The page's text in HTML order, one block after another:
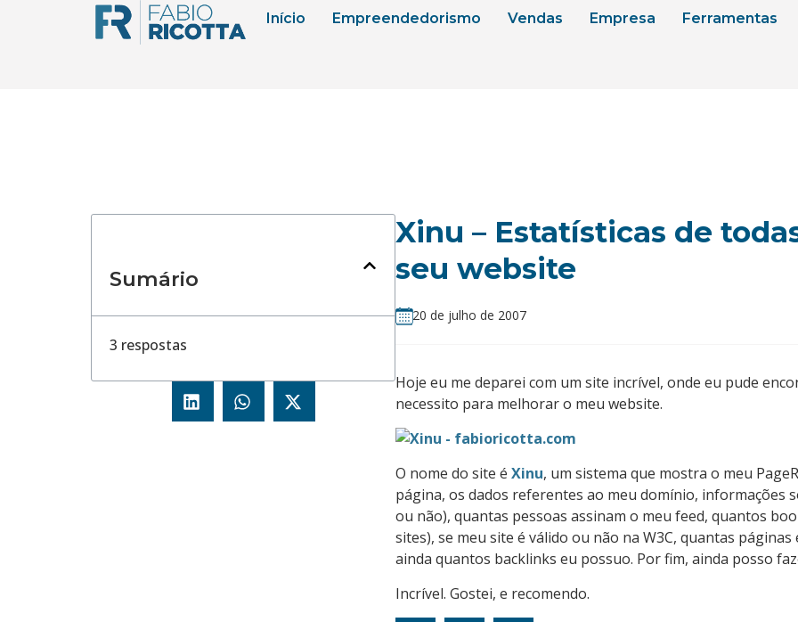
Início Empreendedorismo Vendas Empresa Ferramentas
Sumário
3 respostas
Xinu – Estatísticas de
seu website
20 de julho de 2007
Hoje eu me deparei com um site incrível, onde eu pude
necessito para melhorar o meu website.
O nome do site é Xinu, um sistema que mostra o meu
página, os dados referentes ao meu domínio,
ou não), quantas pessoas assinam o meu feed, quantos
sites), se meu site é válido ou não na W3C, quantas
ainda quantos backlinks eu possuo. Por fim, ainda posso
Incrível. Gostei, e recomendo.